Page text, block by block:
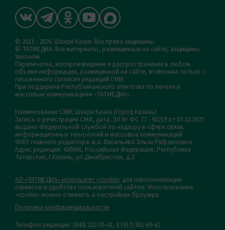
© 2011 - 2026. Шахри Казан. Все права защищены.
© ТАТМЕДИА. Все материалы, размещенные на сайте, защищены
законом.
Перепечатка, воспроизведение и распространение в любом
объеме информации, размещенной на сайте, возможна только с
письменного согласия редакций СМИ.
При поддержке Республиканского агентства по печати и
массовым коммуникациям «ТАТМЕДИА».
Наименование СМИ: Шахри Казан (Город Казань)
Запись о регистрации СМИ, дата: ЭЛ № ФС 77 - 90219 от 07.10.2025
выдано Федеральной службой по надзору в сфере связи,
информационных технологий и массовых коммуникаций
ФИО главного редактора: и.о. Васильева Эльза Рафаиловна
Адрес редакции: 420066, Российская Федерация, Республика
Татарстан, г.Казань, ул.Декабристов, д.2
АО «ТАТМЕДИА» использует «cookie» для персонализации
сервисов и удобства пользователей сайтом. Использование
«cookie» можно отменить в настройках браузера.
Политика конфиденциальности
Телефон редакции: (843) 222-05-41, 8 (917) 851-69-62